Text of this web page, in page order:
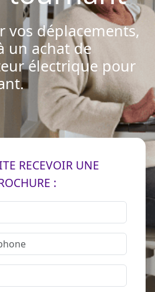
vos déplacements,
un achat de
électrique pour
RECEVOIR UNE
: